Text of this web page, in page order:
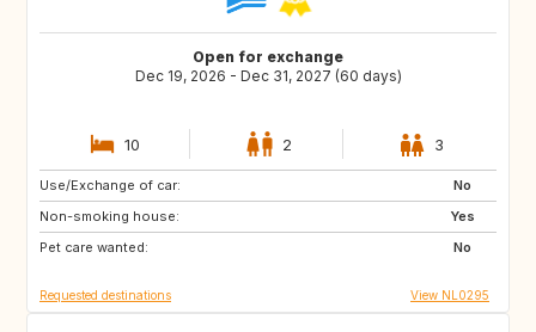
Open for exchange
Dec 19, 2026 - Dec 31, 2027 (60 days)
10 2 3
Use/Exchange of car:
No
Non-smoking house:
Yes
Pet care wanted:
No
SI
GB
IE
Requested destinations View NL0295